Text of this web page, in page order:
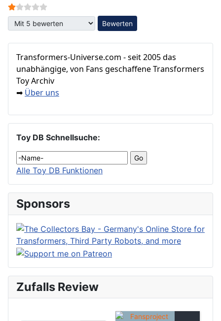
Bewertung:
Bitte bewerten
Transformers‑Universe.com - seit 2005 das
unabhängige, von Fans geschaffene Transformers
Toy Archiv
➡ Über uns
Toy DB Schnellsuche:
Alle Toy DB Funktionen
Sponsors
Zufalls Review